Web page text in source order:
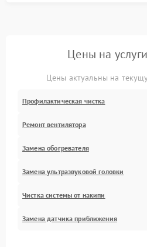
Цены на
Цены актуальны на
Профилактическая чистка
Ремонт вентилятора
Замена обогревателя
Замена ультразвуковой головки
Чистка системы от накипи
Замена датчика приближения